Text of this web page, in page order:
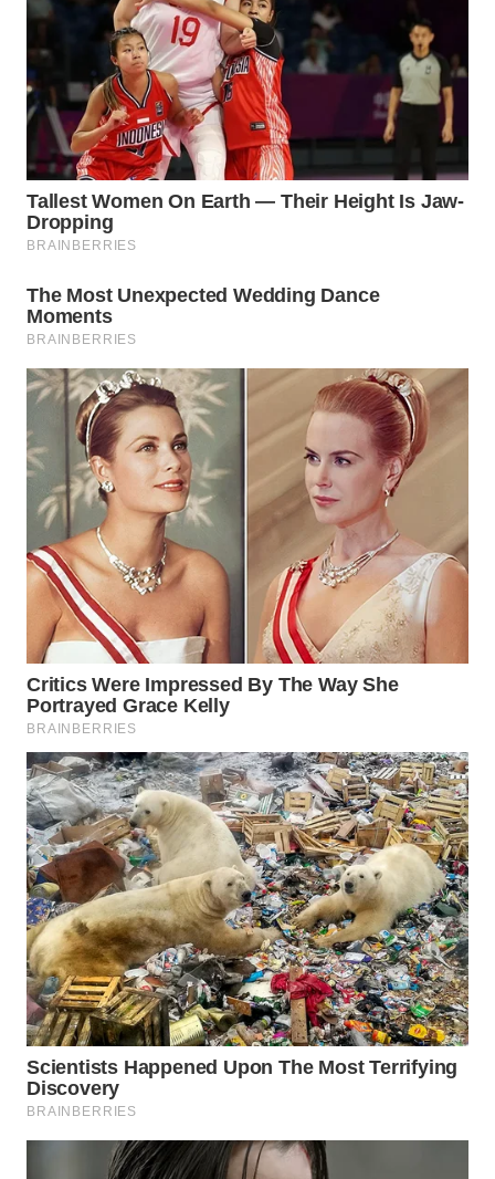
TEBING
TINGGI
WN
PAKPAK
WN
KARAWANG
WN
BEKASI
WN
BOGOR
WN
DEPOK
WN
TAPANULI
UTARA
WN
SAMOSIR
WN
PADANG
LAWAS
WN
SUMEDANG
WN
CIANJUR
WN
KEPULAUAN
SERIBU
WN